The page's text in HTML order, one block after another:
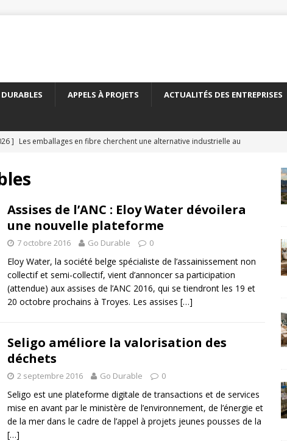
APPELS À PROJETS ACTUALITÉS DES ENTREPRISES
] Les emballages en fibre cherchent une alternative industrielle au
] Un nouveau carton recyclé étend les débouchés de l’emballage
ACTUALITÉS DES ENTREPRISES
] RecyClass franchit le cap des 500 essais de recyclabilité des
ACTUALITÉS DES ENTREPRISES
] Bruxelles encadre le recyclage chimique des bouteilles en PET
À
] Le solaire et l’éolien dépassent durablement le charbon aux États-Unis
Assises de l’ANC : Eloy Water dévoilera
une nouvelle plateforme
7 octobre 2016 Go Durable 0
Eloy Water, la société belge spécialiste de l’assainissement non
collectif et semi-collectif, vient d’annoncer sa participation
(attendue) aux assises de l’ANC 2016, qui se tiendront les 19 et
20 octobre prochains à Troyes. Les assises […]
Seligo améliore la valorisation des
déchets
2 septembre 2016 Go Durable 0
Seligo est une plateforme digitale de transactions et de services
mise en avant par le ministère de l’environnement, de l’énergie et
de la mer dans le cadre de l’appel à projets jeunes pousses de la
[…]